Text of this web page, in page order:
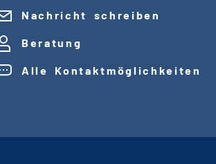
Nachricht schreiben
Beratung
Alle Kontaktmöglichkeiten